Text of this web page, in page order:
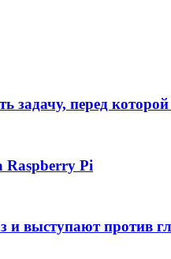
перед
Raspberry Pi
выступают против